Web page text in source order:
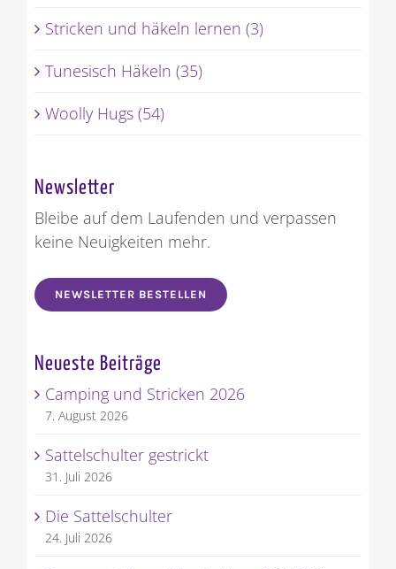
Stricken und häkeln lernen (3)
Tunesisch Häkeln (35)
Woolly Hugs (54)
Newsletter
Bleibe auf dem Laufenden und verpassen
keine Neuigkeiten mehr.
NEWSLETTER BESTELLEN
Neueste Beiträge
Camping und Stricken 2026
7. August 2026
Sattelschulter gestrickt
31. Juli 2026
Die Sattelschulter
24. Juli 2026